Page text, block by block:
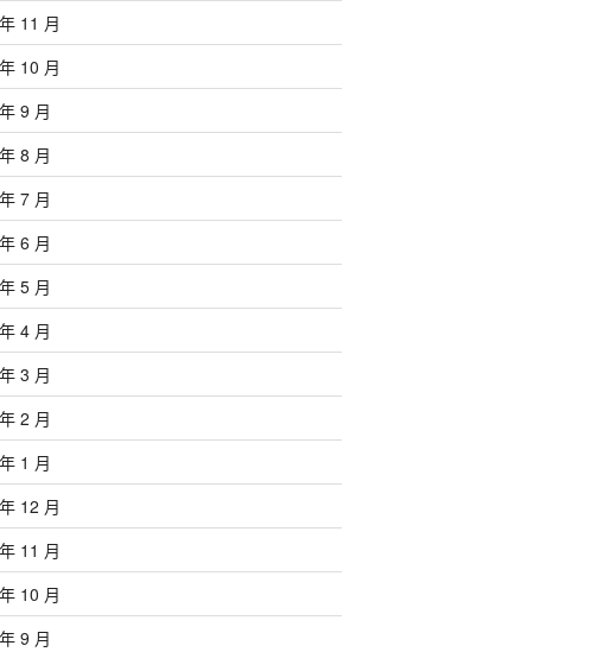
11 月
10 月
9 月
8 月
7 月
6 月
5 月
4 月
3 月
2 月
1 月
12 月
11 月
10 月
9 月